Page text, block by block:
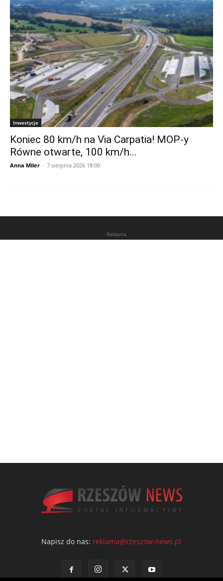
Inwestycje
Koniec 80 km/h na Via Carpatia! MOP-y
Równe otwarte, 100 km/h...
Anna Miler - 7 sierpnia 2026 18:00
Reklama
Napisz do nas: reklama@rzeszow-news.pl